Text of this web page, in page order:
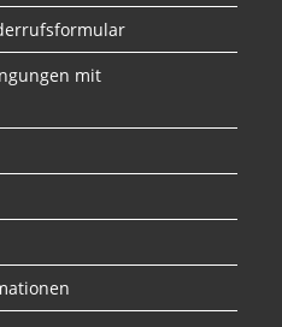
mit